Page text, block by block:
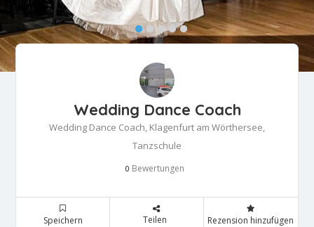
Wedding Dance Coach
Wedding Dance Coach, Klagenfurt am Wörthersee,
Tanzschule
0 Bewertungen
Speichern Teilen Rezension hinzufügen